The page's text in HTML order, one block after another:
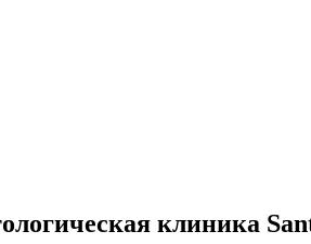
клиника